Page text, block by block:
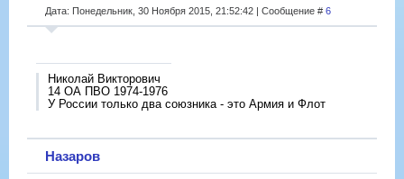
Дата: Понедельник, 30 Ноября 2015, 21:52:42 | Сообщение # 6
Николай Викторович
14 ОА ПВО 1974-1976
У России только два союзника - это Армия и Флот
Назаров